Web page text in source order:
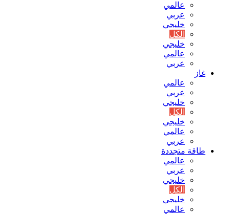
عالمي
عربي
خليجي
الكل
خليجي
عالمي
عربي
غاز
عالمي
عربي
خليجي
الكل
خليجي
عالمي
عربي
طاقة متجددة
عالمي
عربي
خليجي
الكل
خليجي
عالمي